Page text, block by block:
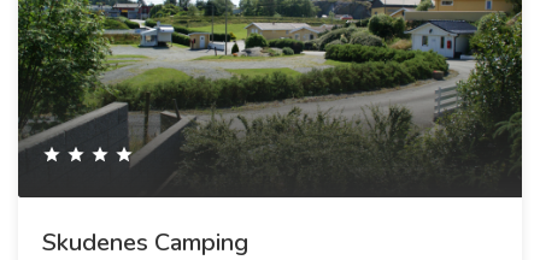
Skudenes Camping